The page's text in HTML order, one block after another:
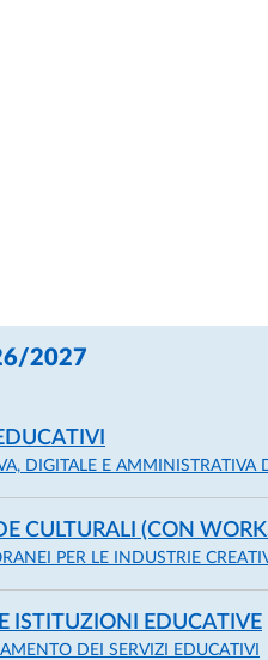
Bocconi
Pubbliche
patrimoniale nelle
2027
DIGITALE E AMMINISTRATIVA
CULTURALI (CON
PER LE INDUSTRIE
ISTITUZIONI EDUCATIVE
DEI SERVIZI EDUCATIVI